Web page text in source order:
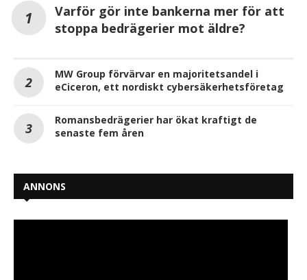
Varför gör inte bankerna mer för att
stoppa bedrägerier mot äldre?
MW Group förvärvar en majoritetsandel i
eCiceron, ett nordiskt cybersäkerhetsföretag
Romansbedrägerier har ökat kraftigt de
senaste fem åren
ANNONS